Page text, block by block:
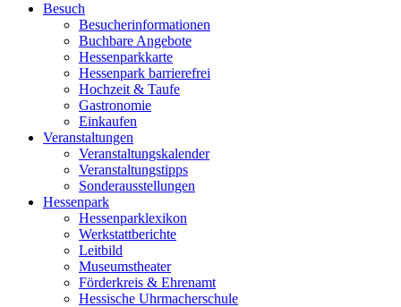
Besuch
Besucherinformationen
Buchbare Angebote
Hessenparkkarte
Hessenpark barrierefrei
Hochzeit & Taufe
Gastronomie
Einkaufen
Veranstaltungen
Veranstaltungskalender
Veranstaltungstipps
Sonderausstellungen
Hessenpark
Hessenparklexikon
Werkstattberichte
Leitbild
Museumstheater
Förderkreis & Ehrenamt
Hessische Uhrmacherschule